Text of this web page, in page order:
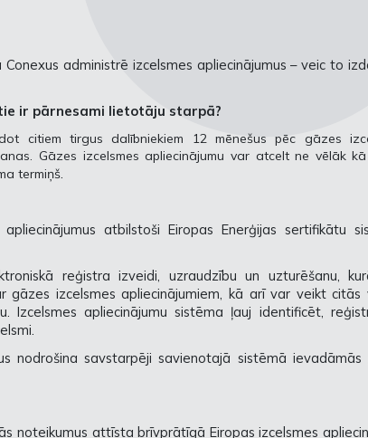
administrē izcelsmes apliecinājumus – veic to
ir pārnesami lietotāju starpā?
citiem tirgus dalībniekiem 12 mēnešus pēc gāzes
Gāzes izcelsmes apliecinājumu var atcelt ne vēlāk
termiņš.
atbilstoši Eiropas Enerģijas sertifikātu
reģistra izveidi, uzraudzību un uzturēšanu,
izcelsmes apliecinājumiem, kā arī var veikt citās
Izcelsmes apliecinājumu sistēma ļauj identificēt,
nodrošina savstarpēji savienotajā sistēmā ievadāmās
noteikumus attīsta brīvprātīgā Eiropas izcelsmes